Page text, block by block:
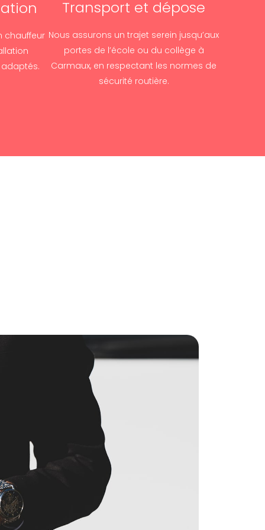
chauffeur
Transport et dépose
Nous assurons un trajet serein jusqu’aux
portes de l’école ou du collège à
Carmaux, en respectant les normes de
sécurité routière.